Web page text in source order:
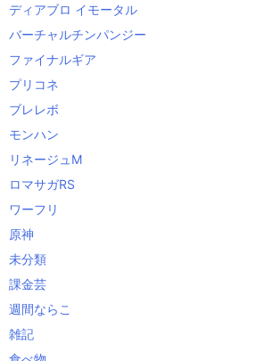
ディアブロ イモータル
バーチャルチンパンジー
ファイナルギア
プリコネ
ブレレボ
モンハン
リネージュM
ロマサガRS
ワーフリ
原神
未分類
課金芸
週間ならこ
雑記